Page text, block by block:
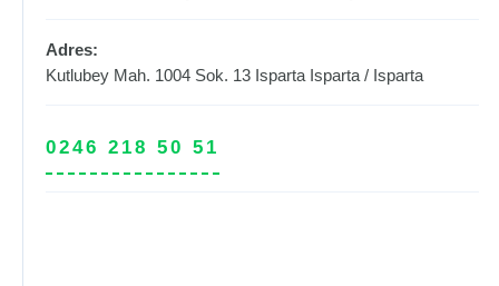
Adres:
Kutlubey Mah. 1004 Sok. 13 Isparta Isparta / Isparta
0246 218 50 51